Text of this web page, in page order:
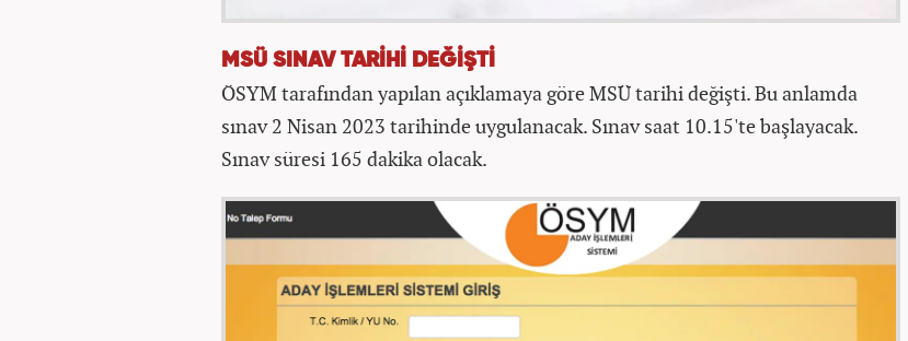
MSÜ SINAV TARİHİ DEĞİŞTİ
ÖSYM tarafından yapılan açıklamaya göre MSÜ tarihi değişti. Bu anlamda
sınav 2 Nisan 2023 tarihinde uygulanacak. Sınav saat 10.15'te başlayacak.
Sınav süresi 165 dakika olacak.